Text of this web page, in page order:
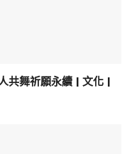
共舞祈願永續 | 文化 |